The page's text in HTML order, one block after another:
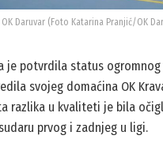
OK Daruvar (Foto Katarina Pranjić/OK
je potvrdila status
svojeg domaćina OK
razlika u kvaliteti je bila
prvog i zadnjeg u ligi.